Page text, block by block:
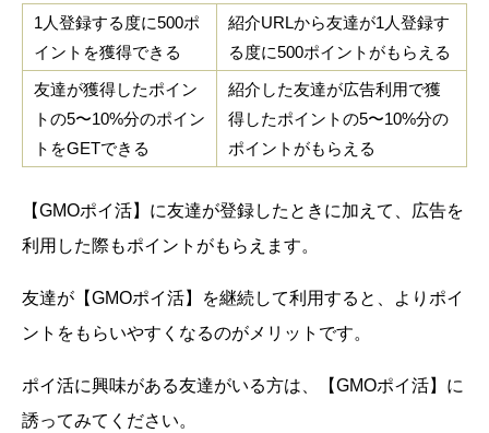
1人登録する度に500ポ
イントを獲得できる
紹介URLから友達が1人登録す
る度に500ポイントがもらえる
友達が獲得したポイン
トの5〜10%分のポイン
トをGETできる
紹介した友達が広告利用で獲
得したポイントの5〜10%分の
ポイントがもらえる
【GMOポイ活】に友達が登録したときに加えて、広告を
利用した際もポイントがもらえます。
友達が【GMOポイ活】を継続して利用すると、よりポイ
ントをもらいやすくなるのがメリットです。
ポイ活に興味がある友達がいる方は、【GMOポイ活】に
誘ってみてください。